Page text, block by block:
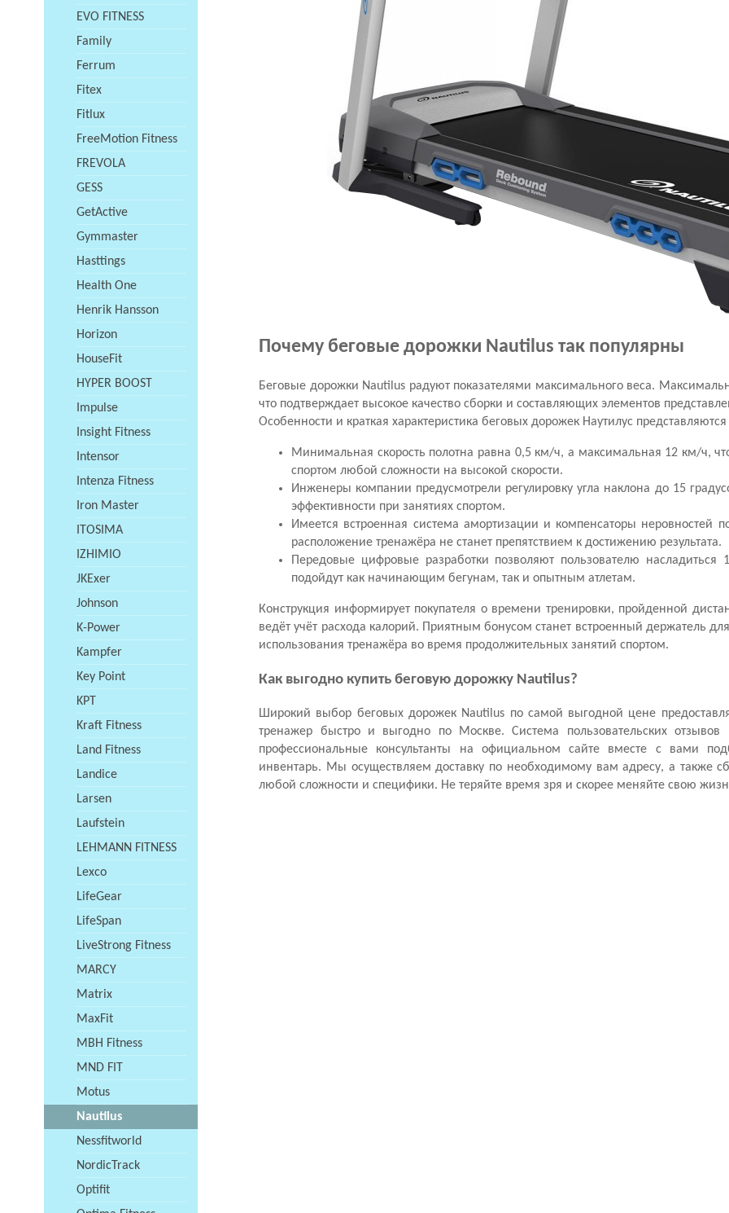
EVO FITNESS
Family
Ferrum
Fitex
Fitlux
FreeMotion Fitness
FREVOLA
GESS
GetActive
Gymmaster
Hasttings
Health One
Henrik Hansson
Horizon
HouseFit
HYPER BOOST
Impulse
Insight Fitness
Intensor
Intenza Fitness
Iron Master
ITOSIMA
IZHIMIO
JKExer
Johnson
K-Power
Kampfer
Key Point
KPT
Kraft Fitness
Land Fitness
Landice
Larsen
Laufstein
LEHMANN FITNESS
Lexco
LifeGear
LifeSpan
LiveStrong Fitness
MARCY
Matrix
MaxFit
MBH Fitness
MND FIT
Motus
Nautilus
Nessfitworld
NordicTrack
Optifit
Почему беговые дорожки Nautilus так популярны
Беговые дорожки Nautilus радуют показателями максимального веса.
что подтверждает высокое качество сборки и составляющих элементов
Особенности и краткая характеристика беговых дорожек Наутилус
Минимальная скорость полотна равна 0,5 км/ч, а максимальная 12 км/ч,
спортом любой сложности на высокой скорости.
Инженеры компании предусмотрели регулировку угла наклона до 15
эффективности при занятиях спортом.
Имеется встроенная система амортизации и компенсаторы неровностей
расположение тренажёра не станет препятствием к достижению результата.
Передовые цифровые разработки позволяют пользователю
подойдут как начинающим бегунам, так и опытным атлетам.
Конструкция информирует покупателя о времени тренировки, пройденной
ведёт учёт расхода калорий. Приятным бонусом станет встроенный держатель
использования тренажёра во время продолжительных занятий спортом.
Как выгодно купить беговую дорожку Nautilus?
Широкий выбор беговых дорожек Nautilus по самой выгодной цене
тренажер быстро и выгодно по Москве. Система пользовательских
профессиональные консультанты на официальном сайте вместе с вами
инвентарь. Мы осуществляем доставку по необходимому вам адресу, а также
любой сложности и специфики. Не теряйте время зря и скорее меняйте свою